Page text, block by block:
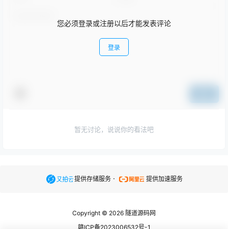
您必须登录或注册以后才能发表评论
登录
暂无讨论，说说你的看法吧
提供存储服务 . 提供加速服务
Copyright © 2026 隧道源码网
赣ICP备2023006532号-1